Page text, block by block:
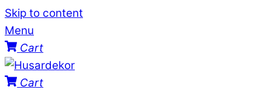
Skip to content
Menu
Cart
Cart